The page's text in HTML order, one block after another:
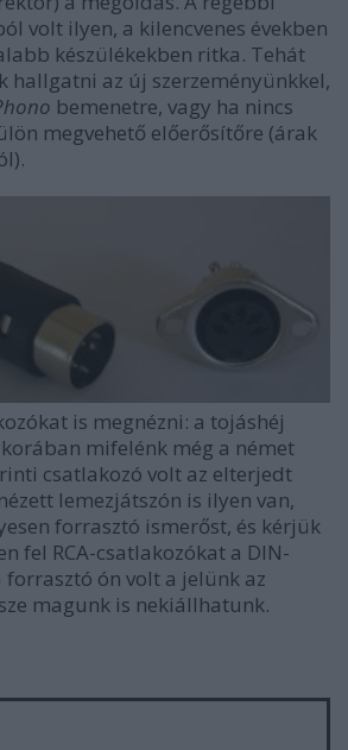
volt ilyen, a kilencvenes években
készülékekben ritka. Tehát
hallgatni az új szerzeményünkkel,
bemenetre, vagy ha nincs
megvehető előerősítőre (árak
is megnézni: a tojáshéj
mifelénk még a német
csatlakozó volt az elterjedt
lemezjátszón is ilyen van,
forrasztó ismerőst, és kérjük
fel RCA-csatlakozókat a DIN-
forrasztó ón volt a jelünk az
magunk is nekiállhatunk.